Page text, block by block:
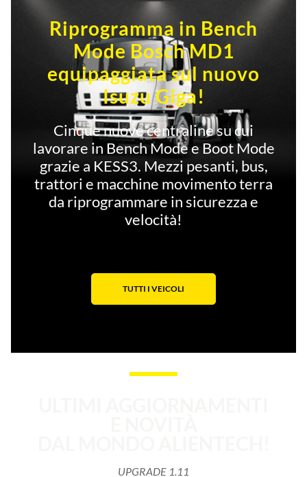
Riprogramma in Bench
Mode Bosch MD1
equipaggiata sul nuovo
Isuzu Giga!
Cinque nuove centraline su cui
lavorare in Bench Mode e Boot Mode
grazie a KESS3. Mezzi pesanti, bus,
trattori e macchine movimento terra
da riprogrammare in sicurezza e
velocità!
TUTTI I VEICOLI
UPGRADE 1.11